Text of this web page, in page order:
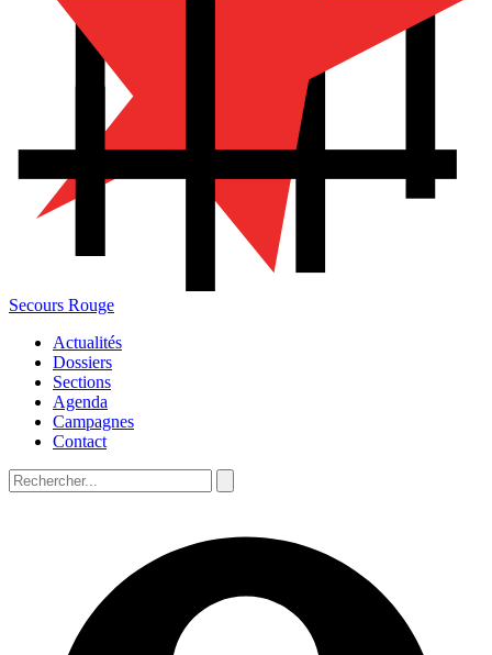
Secours Rouge
Actualités
Dossiers
Sections
Agenda
Campagnes
Contact